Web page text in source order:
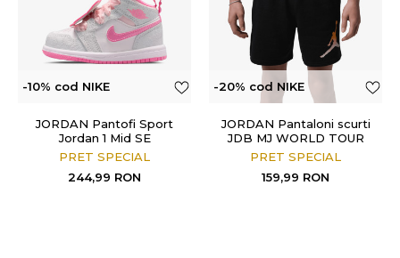
-10% cod NIKE
JORDAN Pantofi Sport
Jordan 1 Mid SE
PRET SPECIAL
244,99 RON
-20% cod NIKE
JORDAN Pantaloni scurti
JDB MJ WORLD TOUR
SHORT
PRET SPECIAL
159,99 RON